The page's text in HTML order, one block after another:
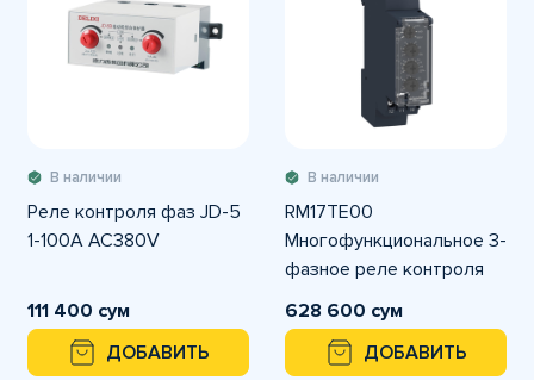
В наличии
Реле контроля фаз JD-5
1-100A AC380V
111 400 сум
ДОБАВИТЬ
В наличии
RM17TE00
Многофункциональное 3-
фазное реле контроля
питания, 5А, 1 CO, 183…
528VAC
628 600 сум
ДОБАВИТЬ